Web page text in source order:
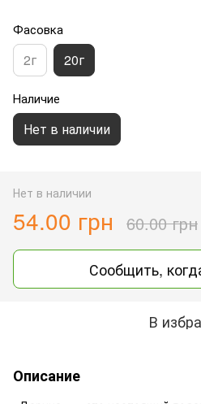
Фасовка
2г 20г
Наличие
Нет в наличии
Нет в наличии
54.00 грн 60.00 грн
Сообщить,
В
Описание